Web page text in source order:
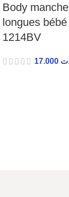
Body
longues
1214BV